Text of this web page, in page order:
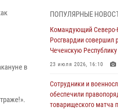
в
Генерал-полковник
специалистов
подразделений
профессиональным
В Нижнем Новгороде
Всероссийское
ПОПУЛЯРНЫЕ
Командующий Северо-
Росгвардии совершил
Чеченскую Республику
23 июля 2026, 16:10
Сотрудники и
обеспечили
товарищеского матча